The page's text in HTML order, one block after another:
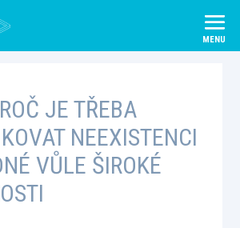
JE TŘEBA
NEEXISTENCI
VŮLE ŠIROKÉ